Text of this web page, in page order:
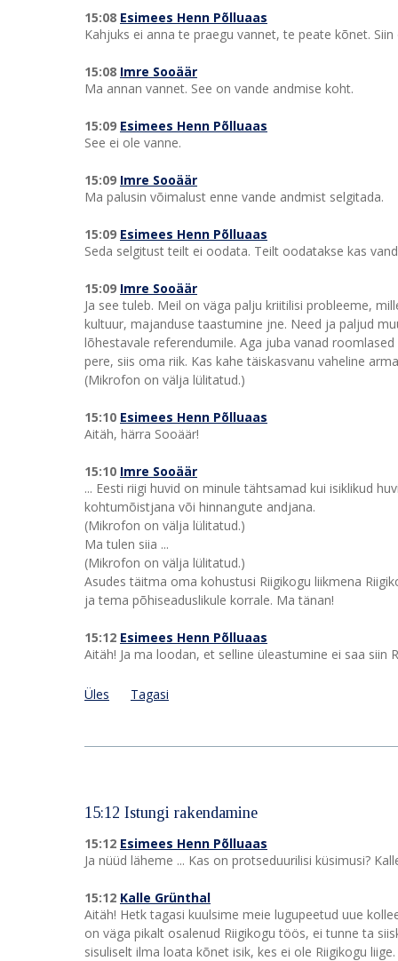
15:08 Esimees Henn Põlluaas
Kahjuks ei anna te praegu vannet, te peate kõnet.
15:08 Imre Sooäär
Ma annan vannet. See on vande andmise koht.
15:09 Esimees Henn Põlluaas
See ei ole vanne.
15:09 Imre Sooäär
Ma palusin võimalust enne vande andmist selgitada.
15:09 Esimees Henn Põlluaas
Seda selgitust teilt ei oodata. Teilt oodatakse kas
15:09 Imre Sooäär
Ja see tuleb. Meil on väga palju kriitilisi probleeme,
kultuur, majanduse taastumine jne. Need ja paljud
lõhestavale referendumile. Aga juba vanad
pere, siis oma riik. Kas kahe täiskasvanu vaheline
(Mikrofon on välja lülitatud.)
15:10 Esimees Henn Põlluaas
Aitäh, härra Sooäär!
15:10 Imre Sooäär
... Eesti riigi huvid on minule tähtsamad kui isiklikud
kohtumõistjana või hinnangute andjana.
(Mikrofon on välja lülitatud.)
Ma tulen siia ...
(Mikrofon on välja lülitatud.)
Asudes täitma oma kohustusi Riigikogu liikmena
ja tema põhiseaduslikule korrale. Ma tänan!
15:12 Esimees Henn Põlluaas
Aitäh! Ja ma loodan, et selline üleastumine ei saa siin
Üles Tagasi
15:12 Istungi rakendamine
15:12 Esimees Henn Põlluaas
Ja nüüd läheme ... Kas on protseduurilisi küsimusi?
15:12 Kalle Grünthal
Aitäh! Hetk tagasi kuulsime meie lugupeetud uue
on väga pikalt osalenud Riigikogu töös, ei tunne ta
sisuliselt ilma loata kõnet isik, kes ei ole Riigikogu